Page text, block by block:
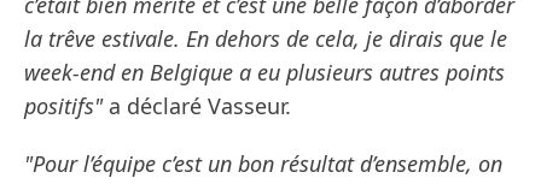
la trêve estivale. En dehors de cela, je dirais que le
week-end en Belgique a eu plusieurs autres points
positifs" a déclaré Vasseur.
"Pour l’équipe c’est un bon résultat d’ensemble, on